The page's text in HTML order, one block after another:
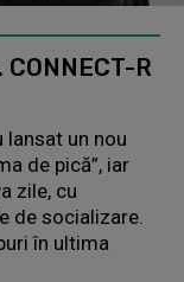
R
lansat un nou
de pică”, iar
zile, cu
de socializare.
în ultima